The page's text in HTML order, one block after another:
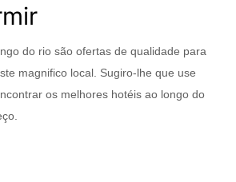
do rio são ofertas de qualidade para
magnifico local. Sugiro-lhe que use
os melhores hotéis ao longo do